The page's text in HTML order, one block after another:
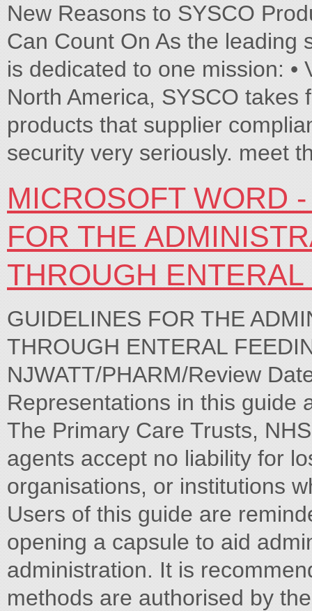
New Reasons to SYSCO
Can Count On As the leading
is dedicated to one mission:
North America, SYSCO
products that supplier
security very seriously. meet
MICROSOFT WORD
FOR THE
THROUGH
GUIDELINES FOR THE
THROUGH ENTERAL
NJWATT/PHARM/Review
Representations in this guide
The Primary Care Trusts,
agents accept no liability for
organisations, or institutions
Users of this guide are
opening a capsule to aid
administration. It is
methods are authorised by